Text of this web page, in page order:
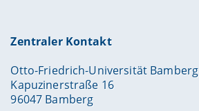
Zentraler Kontakt
Otto-Friedrich-Universität Bamberg
Kapuzinerstraße 16
96047 Bamberg